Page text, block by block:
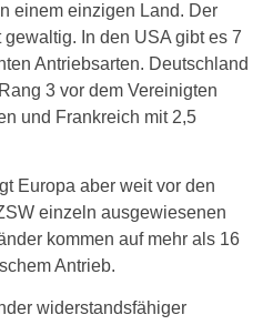
einem einzigen Land. Der
In den USA gibt es 7
Antriebsarten. Deutschland
3 vor dem Vereinigten
und Frankreich mit 2,5
Europa aber weit vor den
einzeln ausgewiesenen
kommen auf mehr als 16
Antrieb.
widerstandsfähiger